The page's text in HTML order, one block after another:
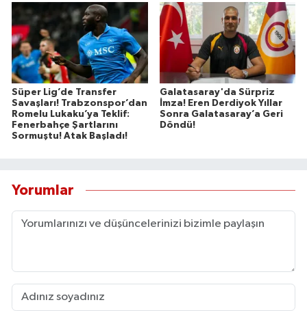
Süper Lig’de Transfer
Savaşları! Trabzonspor’dan
Romelu Lukaku’ya Teklif:
Fenerbahçe Şartlarını
Sormuştu! Atak Başladı!
Galatasaray'da Sürpriz
İmza! Eren Derdiyok Yıllar
Sonra Galatasaray’a Geri
Döndü!
Yorumlar